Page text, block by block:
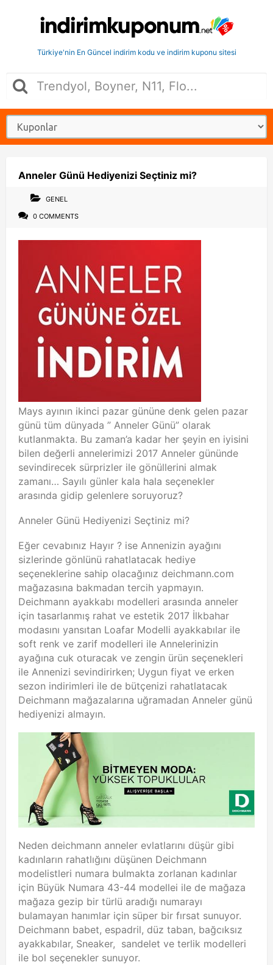
Türkiye'nin En Güncel indirim kodu ve indirim kuponu sitesi
Anneler Günü Hediyenizi Seçtiniz mi?
GENEL
0 COMMENTS
Mays ayının ikinci pazar gününe denk gelen pazar
günü tüm dünyada ” Anneler Günü” olarak
kutlanmakta. Bu zaman’a kadar her şeyin en iyisini
bilen değerli annelerimizi 2017 Anneler gününde
sevindirecek sürprizler ile gönüllerini almak
zamanı… Sayılı günler kala hala seçenekler
arasında gidip gelenlere soruyoruz?
Anneler Günü Hediyenizi Seçtiniz mi?
Eğer cevabınız Hayır ? ise Annenizin ayağını
sizlerinde gönlünü rahatlatacak hediye
seçeneklerine sahip olacağınız deichmann.com
mağazasına bakmadan tercih yapmayın.
Deichmann ayakkabı modelleri arasında anneler
için tasarlanmış rahat ve estetik 2017 İlkbahar
modasını yansıtan Loafar Modelli ayakkabılar ile
soft renk ve zarif modelleri ile Annelerinizin
ayağına cuk oturacak ve zengin ürün seçenekleri
ile Annenizi sevindirirken; Uygun fiyat ve erken
sezon indirimleri ile de bütçenizi rahatlatacak
Deichmann mağazalarına uğramadan Anneler günü
hediyenizi almayın.
Neden deichmann anneler evlatlarını düşür gibi
kadınların rahatlığını düşünen Deichmann
modelistleri numara bulmakta zorlanan kadınlar
için Büyük Numara 43-44 modellei ile de mağaza
mağaza gezip bir türlü aradığı numarayı
bulamayan hanımlar için süper bir fırsat sunuyor.
Deichmann babet, espadril, düz taban, bağcıksız
ayakkabılar, Sneaker, sandelet ve terlik modelleri
ile bol seçenekler sunuyor.